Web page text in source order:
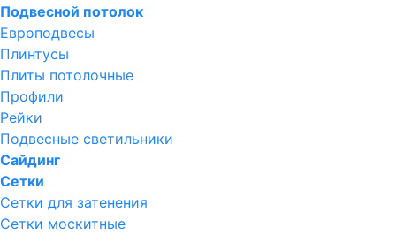
Подвесной потолок
Европодвесы
Плинтусы
Плиты потолочные
Профили
Рейки
Подвесные светильники
Сайдинг
Сетки
Сетки для затенения
Сетки москитные